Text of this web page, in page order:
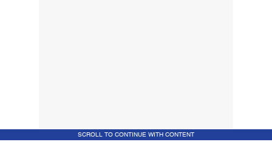
SCROLL TO CONTINUE WITH CONTENT